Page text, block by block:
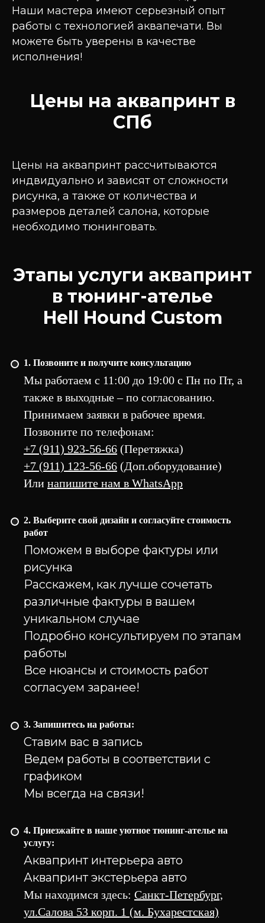
Наши мастера имеют серьезный опыт
работы с технологией аквапечати. Вы
можете быть уверены в качестве
исполнения!
Цены на аквапринт в
СПб
Цены на аквапринт рассчитываются
индвидуально и зависят от сложности
рисунка, а также от количества и
размеров деталей салона, которые
необходимо тюнинговать.
Этапы услуги аквапринт
в тюнинг-ателье
Hell Hound Custom
1. Позвоните и получите консультацию
Мы работаем с 11:00 до 19:00 с Пн по Пт, а
также в выходные – по согласованию.
Принимаем заявки в рабочее время.
Позвоните по телефонам:
+7 (911) 923-56-66 (Перетяжка)
+7 (911) 123-56-66 (Доп.оборудование)
Или напишите нам в WhatsApp
2. Выберите свой дизайн и согласуйте стоимость
работ
Поможем в выборе фактуры или
рисунка
Расскажем, как лучше сочетать
различные фактуры в вашем
уникальном случае
Подробно консультируем по этапам
работы
Все нюансы и стоимость работ
согласуем заранее!
3. Запишитесь на работы:
Ставим вас в запись
Ведем работы в соответствии с
графиком
Мы всегда на связи!
4. Приезжайте в наше уютное тюнинг-ателье на
услугу:
Аквапринт интерьера авто
Аквапринт экстерьера авто
Мы находимся здесь: Санкт-Петербург,
ул.Салова 53 корп. 1 (м. Бухарестская)